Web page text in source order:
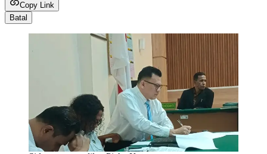
Copy Link
Batal